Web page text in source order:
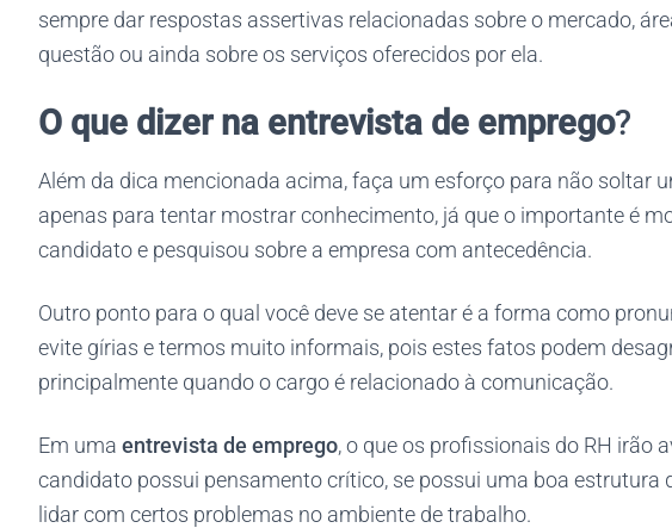
sempre dar respostas assertivas relacionadas sobre o mercado,
questão ou ainda sobre os serviços oferecidos por ela.
O que dizer na entrevista de emprego?
Além da dica mencionada acima, faça um esforço para não soltar
apenas para tentar mostrar conhecimento, já que o importante é
candidato e pesquisou sobre a empresa com antecedência.
Outro ponto para o qual você deve se atentar é a forma como
evite gírias e termos muito informais, pois estes fatos podem
principalmente quando o cargo é relacionado à comunicação.
Em uma entrevista de emprego, o que os profissionais do RH irão
candidato possui pensamento crítico, se possui uma boa estrutura
lidar com certos problemas no ambiente de trabalho.